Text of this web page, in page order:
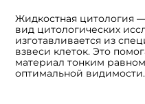
Жидкостная цитология
вид цитологических
изготавливается из
взвеси клеток. Это
материал тонким
оптимальной видимости.